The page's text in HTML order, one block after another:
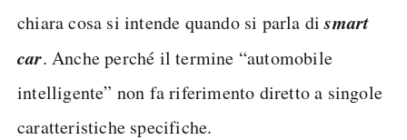
chiara cosa si intende quando si parla dismart
car. Anche perché il termine “automobile
intelligente” non fa riferimento diretto a singole
caratteristiche specifiche.